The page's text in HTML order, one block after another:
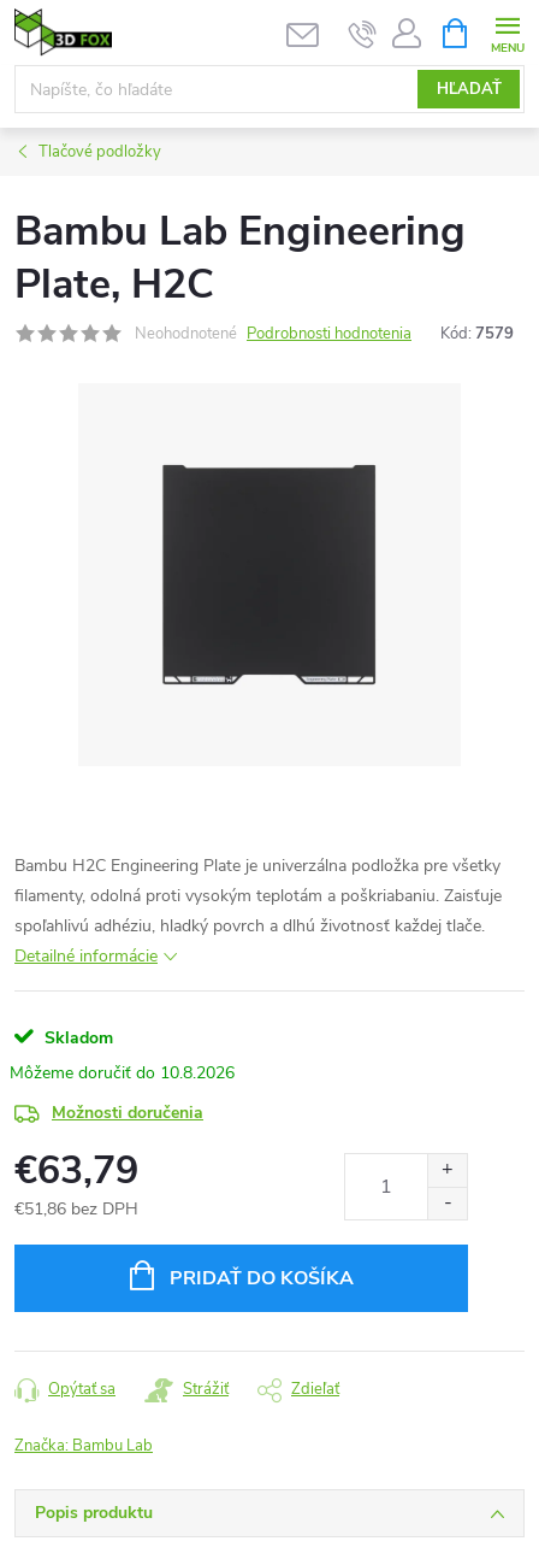
Prejsť
na
obsah
HĽADAŤ
KOŠÍK
Tlačové podložky
Bambu Lab Engineering
Plate, H2C
Neohodnotené Podrobnosti hodnotenia Kód: 7579
Bambu H2C Engineering Plate je univerzálna podložka pre všetky
filamenty, odolná proti vysokým teplotám a poškriabaniu. Zaisťuje
spoľahlivú adhéziu, hladký povrch a dlhú životnosť každej tlače.
Detailné informácie
Skladom
10.8.2026
Možnosti doručenia
€63,79
€51,86 bez DPH
PRIDAŤ DO KOŠÍKA
Opýtať sa Strážiť Zdieľať
Značka: Bambu Lab
Popis produktu